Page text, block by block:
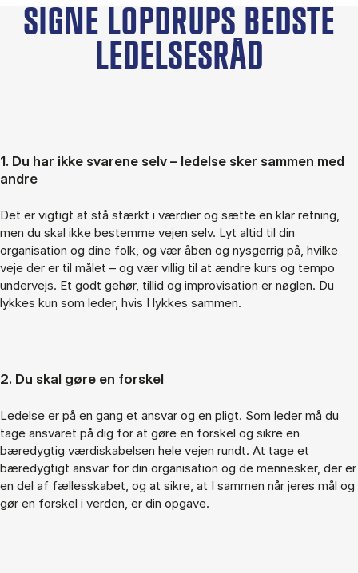
SIGNE LOPDRUPS BEDSTE
LEDELSESRÅD
1. Du har ikke svarene selv – ledelse sker sammen med
andre
Det er vigtigt at stå stærkt i værdier og sætte en klar retning,
men du skal ikke bestemme vejen selv. Lyt altid til din
organisation og dine folk, og vær åben og nysgerrig på, hvilke
veje der er til målet – og vær villig til at ændre kurs og tempo
undervejs. Et godt gehør, tillid og improvisation er nøglen. Du
lykkes kun som leder, hvis I lykkes sammen.
2. Du skal gøre en forskel
Ledelse er på en gang et ansvar og en pligt. Som leder må du
tage ansvaret på dig for at gøre en forskel og sikre en
bæredygtig værdiskabelsen hele vejen rundt. At tage et
bæredygtigt ansvar for din organisation og de mennesker, der er
en del af fællesskabet, og at sikre, at I sammen når jeres mål og
gør en forskel i verden, er din opgave.